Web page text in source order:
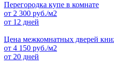
Перегородка купе в комнате
от 2 300 руб./м2
от 12 дней
Цена межкомнатных дверей
от 4 150 руб./м2
от 20 дней